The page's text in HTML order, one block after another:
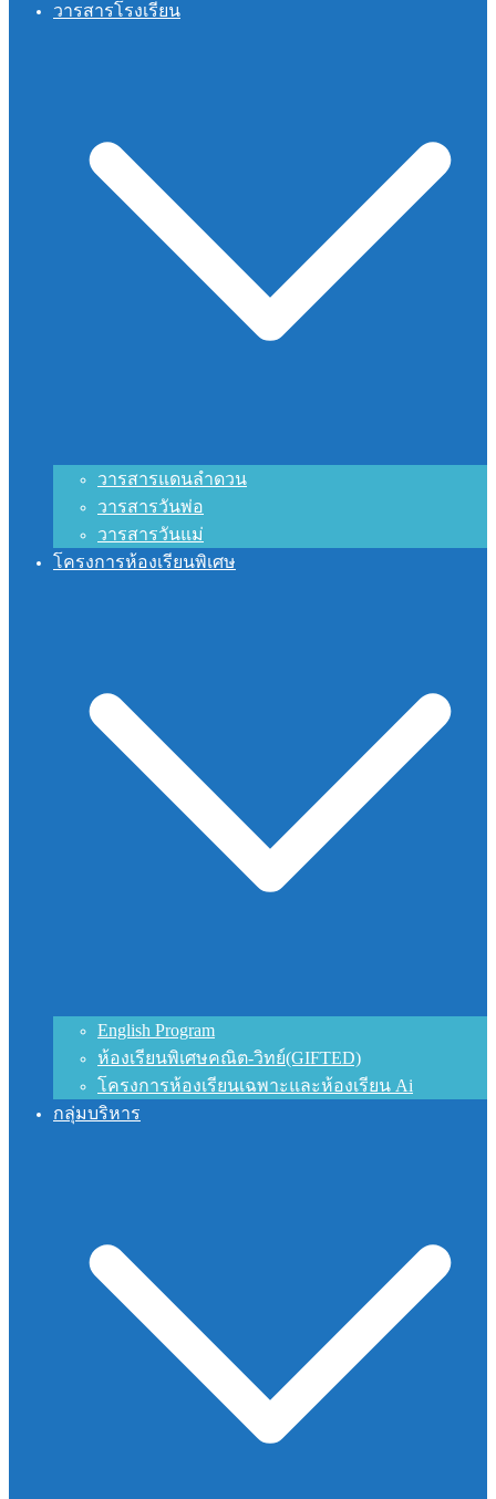
วารสารโรงเรียน
วารสารแดนลำดวน
วารสารวันพ่อ
วารสารวันแม่
โครงการห้องเรียนพิเศษ
English Program
ห้องเรียนพิเศษคณิต-วิทย์(GIFTED)
โครงการห้องเรียนเฉพาะและห้องเรียน Ai
กลุ่มบริหาร